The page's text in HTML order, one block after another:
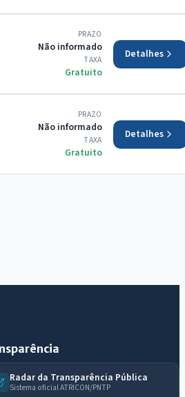
PRAZO
Não informado
TAXA
Gratuito
Detalhes
PRAZO
Não informado
TAXA
Gratuito
Detalhes
Radar da Transparência Pública
Sistema oficial ATRICON/PNTP